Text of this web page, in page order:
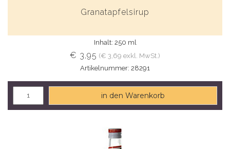
Granatapfelsirup
Inhalt: 250 ml
€ 3,95 (€ 3,69 exkl. MwSt.)
Artikelnummer: 28291
in den Warenkorb